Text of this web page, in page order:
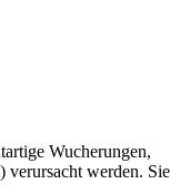
Wucherungen,
verursacht werden. Sie